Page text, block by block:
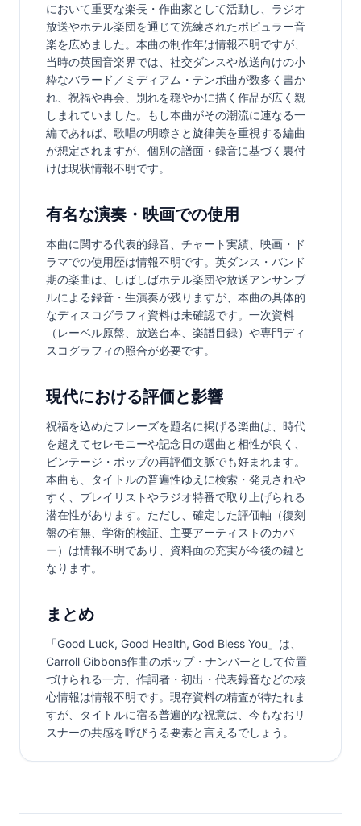
において重要な楽長・作曲家として活動し、ラジオ
放送やホテル楽団を通じて洗練されたポピュラー音
楽を広めました。本曲の制作年は情報不明ですが、
当時の英国音楽界では、社交ダンスや放送向けの小
粋なバラード／ミディアム・テンポ曲が数多く書か
れ、祝福や再会、別れを穏やかに描く作品が広く親
しまれていました。もし本曲がその潮流に連なる一
編であれば、歌唱の明瞭さと旋律美を重視する編曲
が想定されますが、個別の譜面・録音に基づく裏付
けは現状情報不明です。
有名な演奏・映画での使用
本曲に関する代表的録音、チャート実績、映画・ド
ラマでの使用歴は情報不明です。英ダンス・バンド
期の楽曲は、しばしばホテル楽団や放送アンサンブ
ルによる録音・生演奏が残りますが、本曲の具体的
なディスコグラフィ資料は未確認です。一次資料
（レーベル原盤、放送台本、楽譜目録）や専門ディ
スコグラフィの照合が必要です。
現代における評価と影響
祝福を込めたフレーズを題名に掲げる楽曲は、時代
を超えてセレモニーや記念日の選曲と相性が良く、
ビンテージ・ポップの再評価文脈でも好まれます。
本曲も、タイトルの普遍性ゆえに検索・発見されや
すく、プレイリストやラジオ特番で取り上げられる
潜在性があります。ただし、確定した評価軸（復刻
盤の有無、学術的検証、主要アーティストのカバ
ー）は情報不明であり、資料面の充実が今後の鍵と
なります。
まとめ
「Good Luck, Good Health, God Bless You」は、
Carroll Gibbons作曲のポップ・ナンバーとして位置
づけられる一方、作詞者・初出・代表録音などの核
心情報は情報不明です。現存資料の精査が待たれま
すが、タイトルに宿る普遍的な祝意は、今もなおリ
スナーの共感を呼びうる要素と言えるでしょう。